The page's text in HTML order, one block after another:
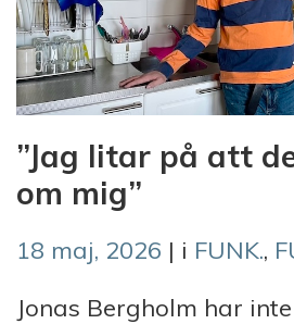
”Jag litar på att
om mig”
18 maj, 2026 | i FUNK.,
Jonas Bergholm har